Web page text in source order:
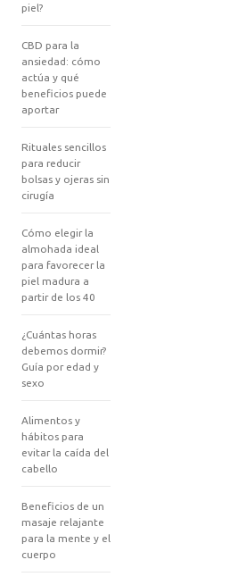
piel?
CBD para la
ansiedad: cómo
actúa y qué
beneficios puede
aportar
Rituales sencillos
para reducir
bolsas y ojeras sin
cirugía
Cómo elegir la
almohada ideal
para favorecer la
piel madura a
partir de los 40
¿Cuántas horas
debemos dormir?
Guía por edad y
sexo
Alimentos y
hábitos para
evitar la caída del
cabello
Beneficios de un
masaje relajante
para la mente y el
cuerpo